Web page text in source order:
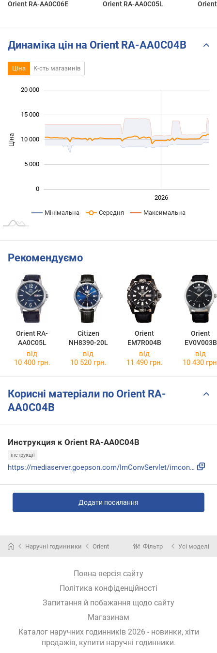
Orient RA-AA0C06E Orient RA-AA0C05L
Динаміка цін на Orient RA-AA0C04B
Ціна К-сть магазинів
Ціна 10 000
0
20 000
10 000
15 000
5 000
2026
Мінімальна Середня Максимальна
Рекомендуємо
Orient RA-
AA0C05L
Citizen
NH8390-20L
Orient
EM7R004B
Orient
EV0V003B
від
10 400 грн.
від
10 520 грн.
від
11 490 грн.
від
10 430
Корисні матеріали по Orient RA-
AA0C04B
Инструкция к Orient RA-AA0C04B
інструкції
https://mediaserver.goepson.com/ImConvServlet/imconv/6e2b78...
Додати посилання
Наручні годинники Orient Фільтр Усі моделі
Повна версія сайту
Політика конфіденційності
Запитання й побажання щодо сайту
Магазинам
Каталог наручних годинників 2026 - новинки, хіти
продажів, купити наручні годинники.